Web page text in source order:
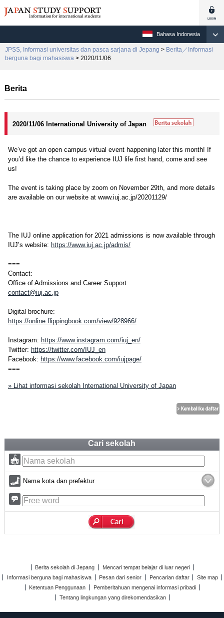
Bahasa Indonesia
JPSS, Informasi universitas dan pasca sarjana di Jepang > Berita／Informasi
berguna bagi mahasiswa > 2020/11/06
Berita
2020/11/06 International University of Japan
We’ve got an open campus virtual event happening later this month! If
you’d like the chance to experience IUJ life first hand, come and see
us!
The event is taking place by zoom on November 29th, and more details
are available on our website at www.iuj.ac.jp/20201129/
The IUJ online application for 2021 admissions is now available through
IUJ’s website: https://www.iuj.ac.jp/admis/
===
Contact:
Office of Admissions and Career Support
contact@iuj.ac.jp
Digital brochure:
https://online.flippingbook.com/view/928966/
Instagram: https://www.instagram.com/iuj_en/
Twitter: https://twitter.com/IUJ_en
Facebook: https://www.facebook.com/iujpage/
===
» Lihat informasi sekolah International University of Japan
Cari sekolah
Nama kota dan prefektur
Berita sekolah di Jepang
Mencari tempat belajar di luar negeri
Informasi berguna bagi mahasiswa
Pesan dari senior Pencarian daftar
Site map
Ketentuan Penggunaan
Pemberitahuan mengenai informasi pribadi
Tentang lingkungan yang direkomendasikan